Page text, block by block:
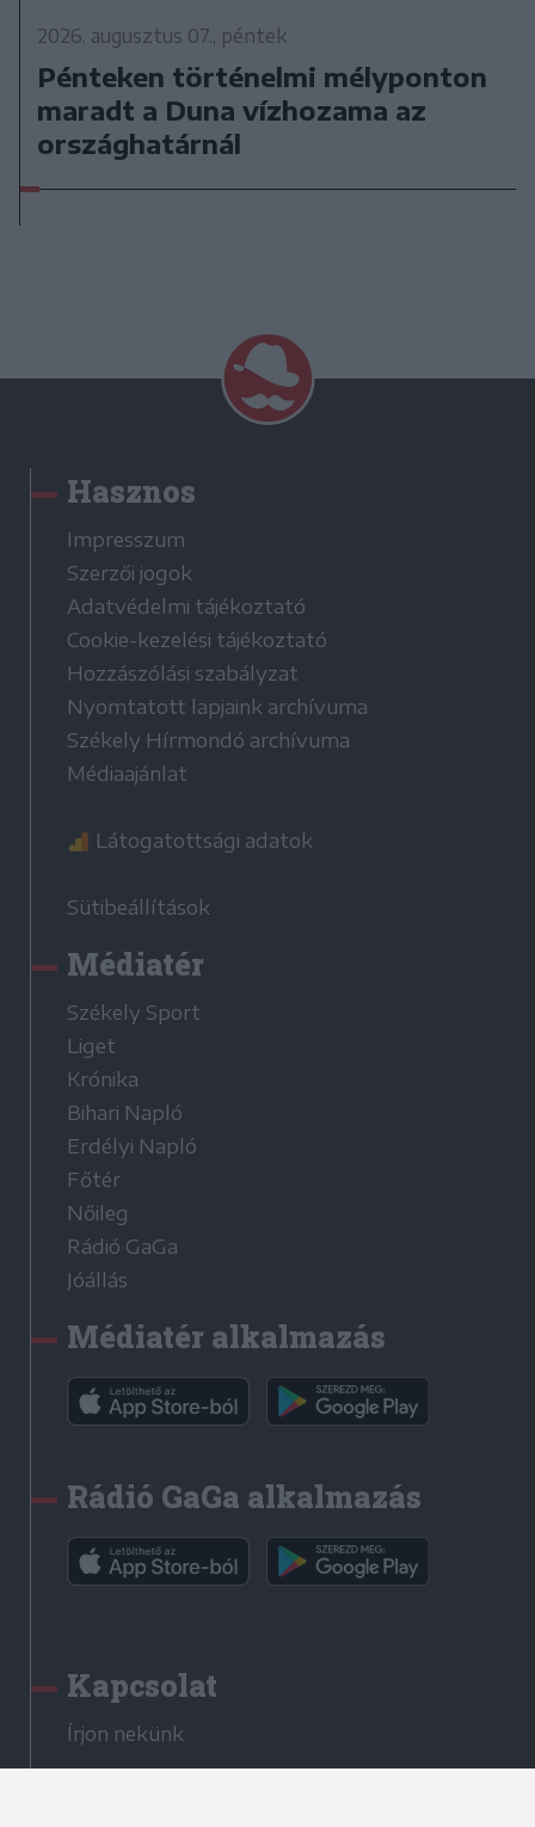
2026. augusztus 07., péntek
Pénteken történelmi mélyponton
maradt a Duna vízhozama az
országhatárnál
Hasznos
Impresszum
Szerzői jogok
Adatvédelmi tájékoztató
Cookie-kezelési tájékoztató
Hozzászólási szabályzat
Nyomtatott lapjaink archívuma
Székely Hírmondó archívuma
Médiaajánlat
Látogatottsági adatok
Sütibeállítások
Médiatér
Székely Sport
Liget
Krónika
Bihari Napló
Erdélyi Napló
Főtér
Nőileg
Rádió GaGa
Jóállás
Médiatér alkalmazás
Rádió GaGa alkalmazás
Kapcsolat
Írjon nekünk